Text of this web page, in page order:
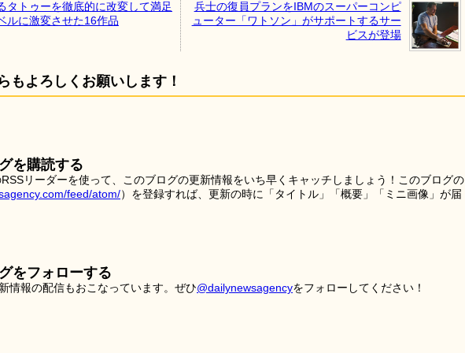
タトゥーを徹底的に改変して満足
ルに激変させた16作品
兵士の復員プランをIBMのスーパーコンピ
ューター「ワトソン」がサポートするサー
ビスが登場
もよろしくお願いします！
を購読する
リーダーを使って、このブログの更新情報をいち早くキャッチしましょう！このブログの
feed/atom/）を登録すれば、更新の時に「タイトル」「概要」「ミニ画像」が届
をフォローする
情報の配信もおこなっています。ぜひ@dailynewsagencyをフォローしてください！